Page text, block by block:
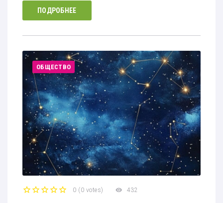
ПОДРОБНЕЕ
ОБЩЕСТВО
0 ( 0 votes) 432